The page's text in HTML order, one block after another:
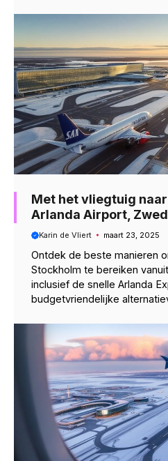
Met het vliegtuig
Arlanda Airport,
Karin de Vliert maart 23, 2025
Ontdek de beste manieren
Stockholm te bereiken
inclusief de snelle Arlanda
budgetvriendelijke